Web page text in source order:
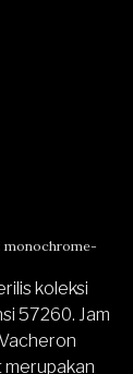
monochrome-
koleksi
57260. Jam